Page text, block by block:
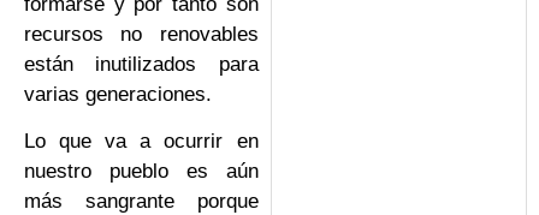
recursos no renovables
están inutilizados para
varias generaciones.
Lo que va a ocurrir en
nuestro pueblo es aún
más sangrante porque